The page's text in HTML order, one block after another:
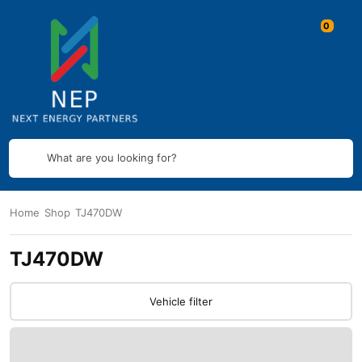
What are you looking for?
Home Shop TJ470DW
TJ470DW
Vehicle filter